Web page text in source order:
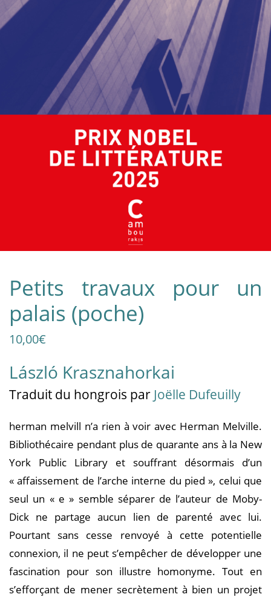
Petits travaux pour un
palais (poche)
10,00€
László Krasznahorkai
Traduit du hongrois par Joëlle Dufeuilly
herman melvill n’a rien à voir avec Herman Melville.
Bibliothécaire pendant plus de quarante ans à la New
York Public Library et souffrant désormais d’un
« affaissement de l’arche interne du pied », celui que
seul un « e » semble séparer de l’auteur de Moby-
Dick ne partage aucun lien de parenté avec lui.
Pourtant sans cesse renvoyé à cette potentielle
connexion, il ne peut s’empêcher de développer une
fascination pour son illustre homonyme. Tout en
s’efforçant de mener secrètement à bien un projet